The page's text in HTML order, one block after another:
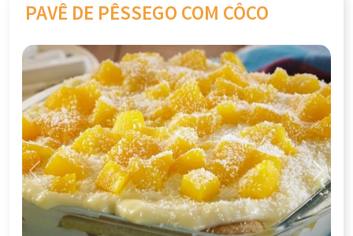
PAVÊ DE PÊSSEGO COM CÔCO
Previous Next